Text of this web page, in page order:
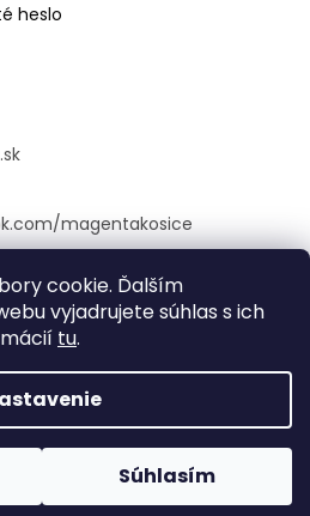
cookie. Ďalším
vyjadrujete súhlas s ich
tu.
Súhlasím
heslo
magentakosice
. Všetky práva
nastavenie cookies